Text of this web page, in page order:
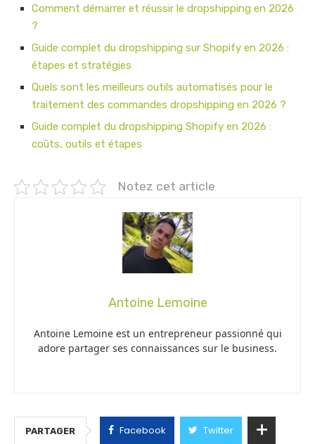
Comment démarrer et réussir le dropshipping en 2026
?
Guide complet du dropshipping sur Shopify en 2026 :
étapes et stratégies
Quels sont les meilleurs outils automatisés pour le
traitement des commandes dropshipping en 2026 ?
Guide complet du dropshipping Shopify en 2026 :
coûts, outils et étapes
Notez cet article
Antoine Lemoine
Antoine Lemoine est un entrepreneur passionné qui
adore partager ses connaissances sur le business.
PARTAGER Facebook Twitter